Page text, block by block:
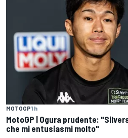
MOTOGP1 h
MotoGP | Ogura prudente:
che mi entusiasmi molto"